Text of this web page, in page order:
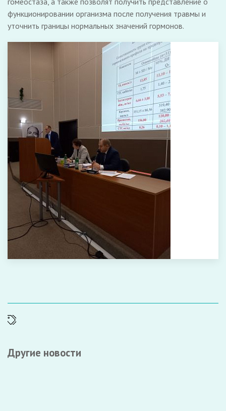
функционировании организма после получения травмы и
уточнить границы нормальных значений гормонов.
Другие новости